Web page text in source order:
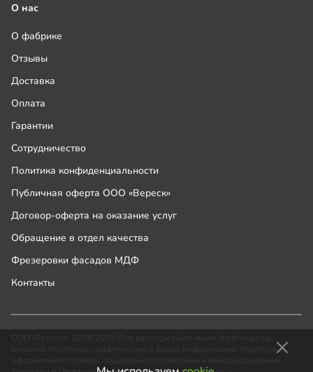
О нас
О фабрике
Отзывы
Доставка
Оплата
Гарантии
Сотрудничество
Политика конфиденциальности
Публичная оферта ООО «Вереск»
Договор-оферта на оказание услуг
Обращение в отдел качества
Фрезеровки фасадов МДФ
Контакты
включая текстовую, графическую и видео информацию, структуру и